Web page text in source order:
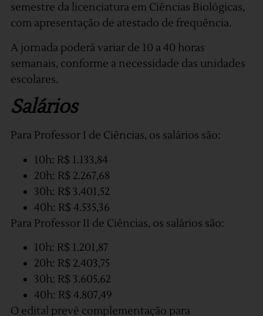
semestre da licenciatura em Ciências Biológicas,
com apresentação de atestado de frequência.
A jornada poderá variar de 10 a 40 horas
semanais, conforme a necessidade das unidades
escolares.
Salários
Para Professor I de Ciências, os salários são:
10h: R$ 1.133,84
20h: R$ 2.267,68
30h: R$ 3.401,52
40h: R$ 4.535,36
Para Professor II de Ciências, os salários são:
10h: R$ 1.201,87
20h: R$ 2.403,75
30h: R$ 3.605,62
40h: R$ 4.807,49
O edital prevê complementação para